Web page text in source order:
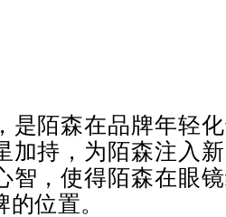
陌森在品牌年轻化
加持，为陌森注入
智，使得陌森在眼
位置。